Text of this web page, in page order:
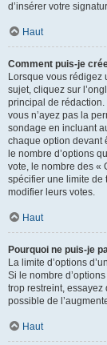
d’insérer votre
Haut
Comment puis-je
Lorsque vous rédigez
sujet, cliquez sur
principal de rédaction.
vous n’ayez pas la
sondage en incluant
chaque option devant
le nombre d’options
vote, le nombre des «
spécifier une limite de
modifier leurs votes.
Haut
Pourquoi ne puis-je
La limite d’options
Si le nombre
trop restreint, essayez
possible de
Haut